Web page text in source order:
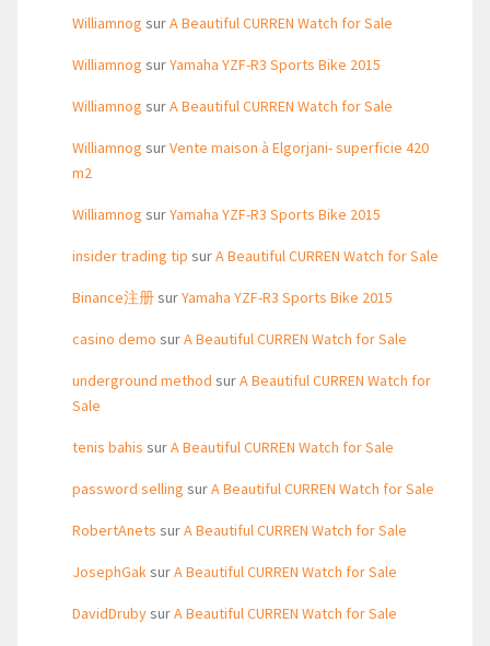
Williamnog surA Beautiful CURREN Watch for Sale
Williamnog surYamaha YZF-R3 Sports Bike 2015
Williamnog surA Beautiful CURREN Watch for Sale
Williamnog surVente maison à Elgorjani- superficie 420
m2
Williamnog surYamaha YZF-R3 Sports Bike 2015
insider trading tip surA Beautiful CURREN Watch for Sale
Binance注册surYamaha YZF-R3 Sports Bike 2015
casino demo surA Beautiful CURREN Watch for Sale
underground method surA Beautiful CURREN Watch for
Sale
tenis bahis surA Beautiful CURREN Watch for Sale
password selling surA Beautiful CURREN Watch for Sale
RobertAnets surA Beautiful CURREN Watch for Sale
JosephGaksurA Beautiful CURREN Watch for Sale
DavidDrubysurA Beautiful CURREN Watch for Sale